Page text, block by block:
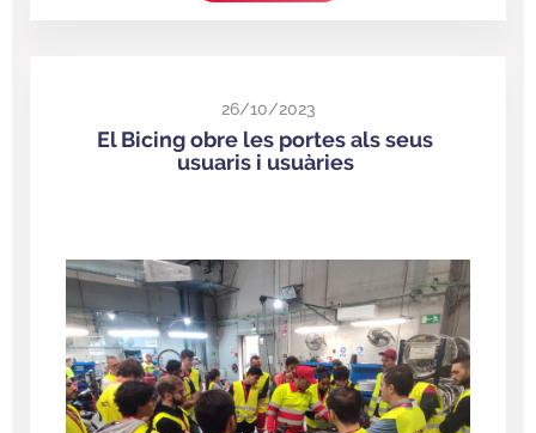
26/10/2023
El Bicing obre les portes als seus
usuaris i usuàries